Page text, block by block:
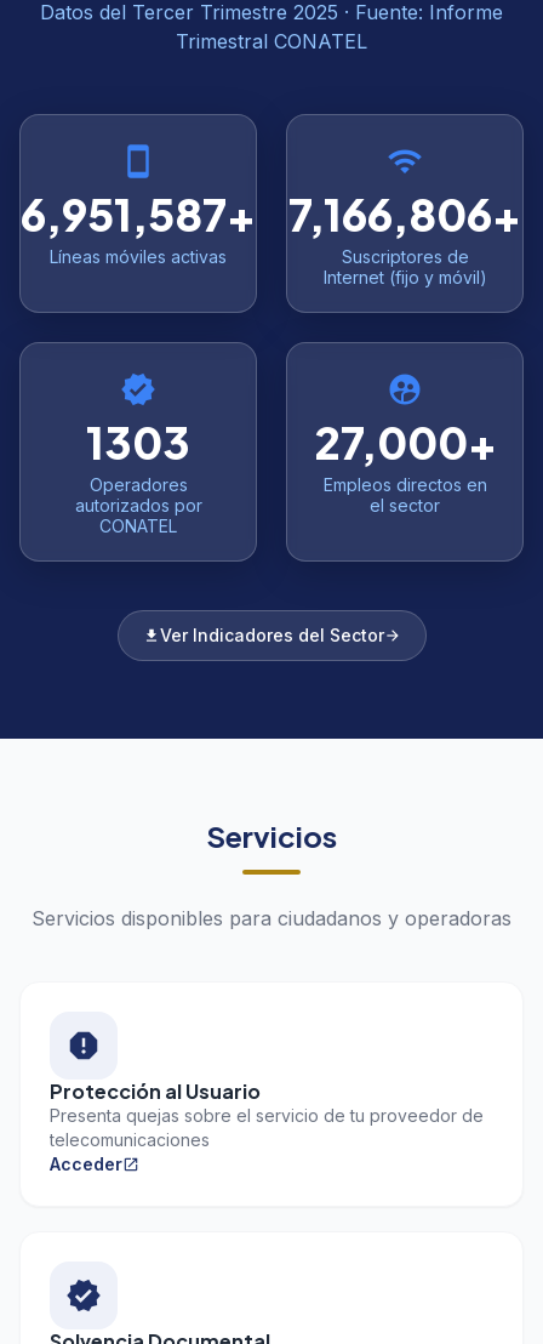
Datos del Tercer Trimestre 2025 · Fuente: Informe
Trimestral CONATEL
smartphone
6,951,587+
Líneas móviles activas
wifi
7,166,806+
Suscriptores de
Internet (fijo y móvil)
verified
1303
Operadores
autorizados por
CONATEL
supervised_user_circle
27,000+
Empleos directos en
el sector
download Ver Indicadores del Sectorarrow_forward
Servicios
Servicios disponibles para ciudadanos y operadoras
report
Protección al Usuario
Presenta quejas sobre el servicio de tu proveedor de
telecomunicaciones
Accederopen_in_new
verified